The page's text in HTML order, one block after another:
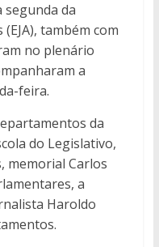
segunda da
também com
no plenário
a
feira.
da
do Legislativo,
memorial Carlos
a
Haroldo